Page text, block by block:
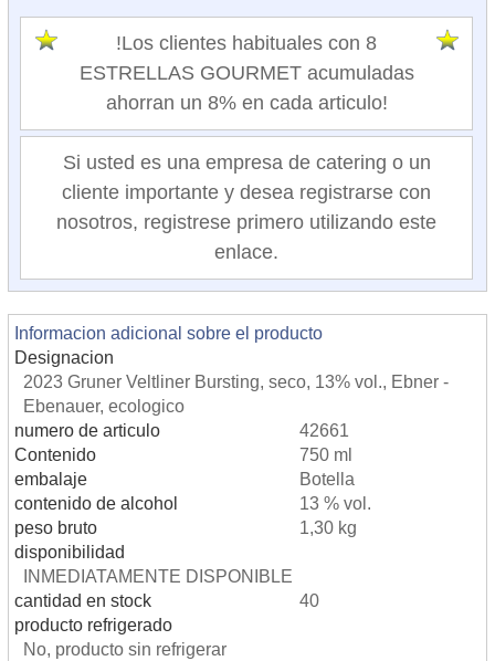
!Los clientes habituales con 8
ESTRELLAS GOURMET acumuladas
ahorran un 8% en cada articulo!
Si usted es una empresa de catering o un
cliente importante y desea registrarse con
nosotros, registrese primero utilizando este
enlace.
Informacion adicional sobre el producto
Designacion
2023 Gruner Veltliner Bursting, seco, 13% vol., Ebner -
Ebenauer, ecologico
numero de articulo
42661
Contenido
750 ml
embalaje
Botella
contenido de alcohol
13 % vol.
peso bruto
1,30 kg
disponibilidad
INMEDIATAMENTE DISPONIBLE
cantidad en stock
40
producto refrigerado
No, producto sin refrigerar